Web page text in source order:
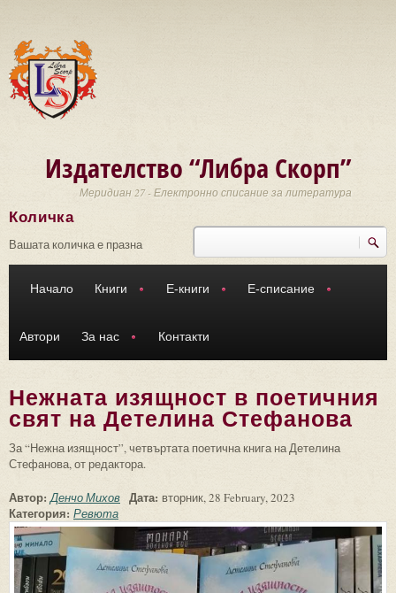
Издателство “Либра Скорп”
Меридиан 27 - Електронно списание за литература
Търси
Количка
Вашата количка е празна
Начало Книги Е-книги Е-списание
Автори За нас Контакти
Нежната изящност в поетичния
свят на Детелина Стефанова
За “Нежна изящност”, четвъртата поетична книга на Детелина
Стефанова, от редактора.
Автор:Денчо Михов Дата: вторник, 28 February, 2023
Категория: Ревюта